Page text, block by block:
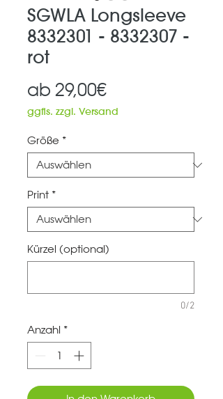
SGWLA Longsleeve
8332301 - 8332307 -
rot
ab 29,00€Sale-
Preis
ggfls. zzgl. Versand
Größe *
Print *
Kürzel (optional)
0/2
Anzahl *